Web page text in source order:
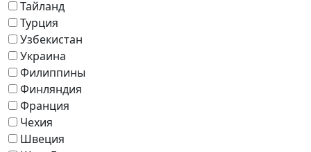
Тайланд
Турция
Узбекистан
Украина
Филиппины
Финляндия
Франция
Чехия
Швеция